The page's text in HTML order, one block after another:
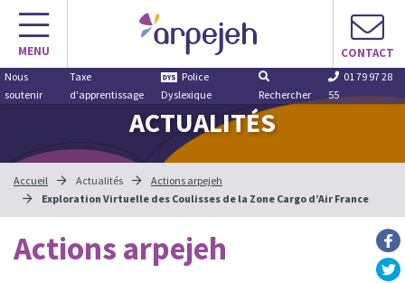
Aller
contenu
MENU CONTACT
Nous
soutenir
Taxe
d'apprentissage
Police
Dyslexique
Rechercher
01 79 97 28
55
ACTUALITÉS
Accueil Actualités
Actions arpejeh
Exploration Virtuelle des Coulisses de la Zone Cargo d’Air France
Actions arpejeh